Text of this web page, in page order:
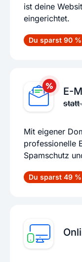
ist deine
eingerichtet.
Du sparst 90 %
E-
statt
Mit eigener
professionelle
Spamschutz
Du sparst 49 %